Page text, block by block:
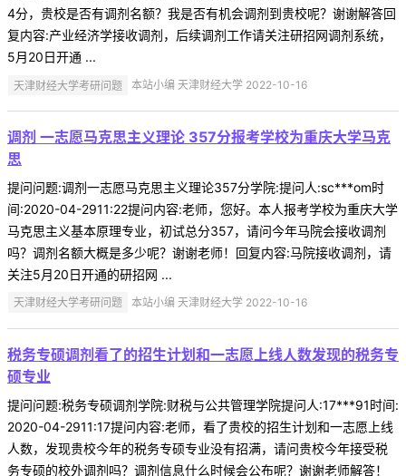
4分，贵校是否有调剂名额？我是否有机会调剂到贵校呢？谢谢解答回
复内容:产业经济学接收调剂，后续调剂工作请关注研招网调剂系统，
5月20日开通 ...
天津财经大学考研问题 本站小编 天津财经大学 2022-10-16
调剂 一志愿马克思主义理论 357分报考学校为重庆大学马克
思
提问问题:调剂一志愿马克思主义理论357分学院:提问人:sc***om时
间:2020-04-2911:22提问内容:老师，您好。本人报考学校为重庆大学
马克思主义基本原理专业，初试总分357，请问今年马院会接收调剂
吗？调剂名额大概是多少呢？谢谢老师！回复内容:马院接收调剂，请
关注5月20日开通的研招网 ...
天津财经大学考研问题 本站小编 天津财经大学 2022-10-16
税务专硕调剂看了的招生计划和一志愿上线人数发现的税务专
硕专业
提问问题:税务专硕调剂学院:财税与公共管理学院提问人:17***91时间:
2020-04-2911:17提问内容:老师，看了贵校的招生计划和一志愿上线
人数，发现贵校今年的税务专硕专业没有招满，请问贵校今年接受税
务专硕的校外调剂吗？调剂信息什么时候会公布呢？谢谢老师解答！